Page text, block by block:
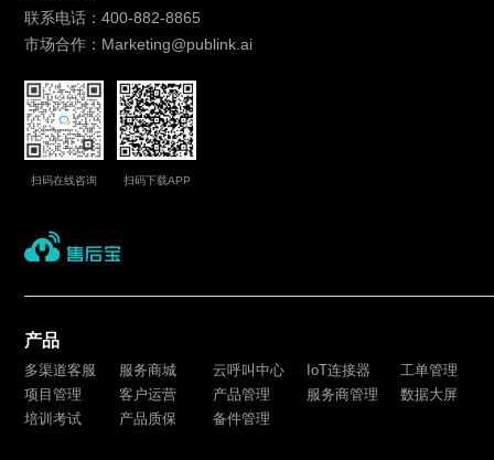
联系电话：400-882-8865
市场合作：Marketing@publink.ai
扫码在线咨询 扫码下载APP
产品
多渠道客服 服务商城 云呼叫中心 IoT连接器
工单管理
项目管理
客户运营 产品管理 服务商管理
数据大屏
培训考试
产品质保 备件管理